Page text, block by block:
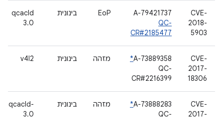
CVE-
2018-
5903
A-79421737
QC-
CR#2185477
EoP בינונית
qcacld
3.0
CVE-
2017-
18306
A-73889358
*
QC-
CR#2216399
מזהה בינונית v4l2
CVE-
2017-
A-73888283
*
QC-
מזהה בינונית
qcacld-
3.0